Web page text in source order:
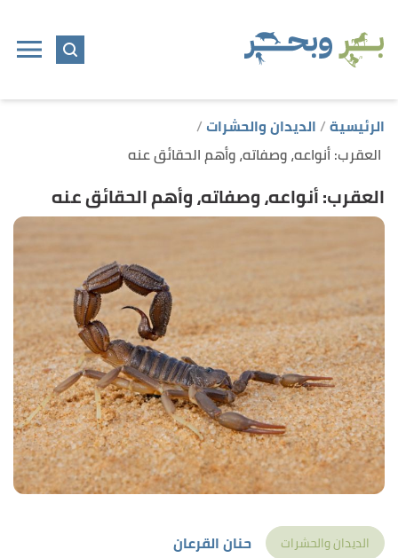
الرئيسية الديدان والحشرات
العقرب: أنواعه، وصفاته، وأهم الحقائق عنه
العقرب: أنواعه، وصفاته، وأهم الحقائق عنه
الديدان والحشرات
حنان القرعان